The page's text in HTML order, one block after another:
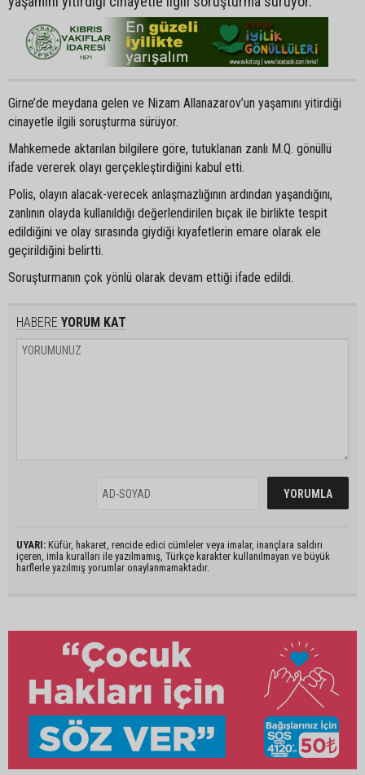
Girne’de meydana gelen ve Nizam Allanazarov’un yaşamını yitirdiği
cinayetle ilgili soruşturma sürüyor.
Mahkemede aktarılan bilgilere göre, tutuklanan zanlı M.Q. gönüllü
ifade vererek olayı gerçekleştirdiğini kabul etti.
Polis, olayın alacak-verecek anlaşmazlığının ardından yaşandığını,
zanlının olayda kullanıldığı değerlendirilen bıçak ile birlikte tespit
edildiğini ve olay sırasında giydiği kıyafetlerin emare olarak ele
geçirildiğini belirtti.
Soruşturmanın çok yönlü olarak devam ettiği ifade edildi.
HABERE YORUM KAT
UYARI: Küfür, hakaret, rencide edici cümleler veya imalar, inançlara saldırı
içeren, imla kuralları ile yazılmamış, Türkçe karakter kullanılmayan ve büyük
harflerle yazılmış yorumlar onaylanmamaktadır.